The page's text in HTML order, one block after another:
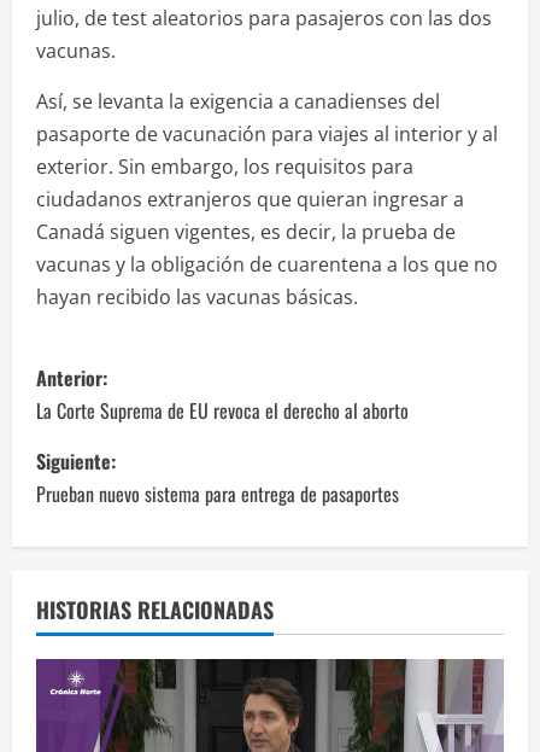
julio, de test aleatorios para pasajeros con las dos
vacunas.
Así, se levanta la exigencia a canadienses del
pasaporte de vacunación para viajes al interior y al
exterior. Sin embargo, los requisitos para
ciudadanos extranjeros que quieran ingresar a
Canadá siguen vigentes, es decir, la prueba de
vacunas y la obligación de cuarentena a los que no
hayan recibido las vacunas básicas.
N
a
v
e
a
c
Anterior:
La Corte Suprema de EU revoca el derecho al aborto
Siguiente:
Prueban nuevo sistema para entrega de pasaportes
HISTORIAS RELACIONADAS